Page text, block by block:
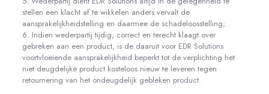
stellen een klacht af te wikkelen anders vervalt de
aansprakelijkheidstelling en daarmee de schadeloosstelling;
6. Indien wederpartij tijdig, correct en terecht klaagt over
gebreken aan een product, is de daaruit voor EDR Solutions
voortvloeiende aansprakelijkheid beperkt tot de verplichting het
niet deugdelijke product kosteloos nieuw te leveren tegen
retournering van het ondeugdelijk gebleken product.